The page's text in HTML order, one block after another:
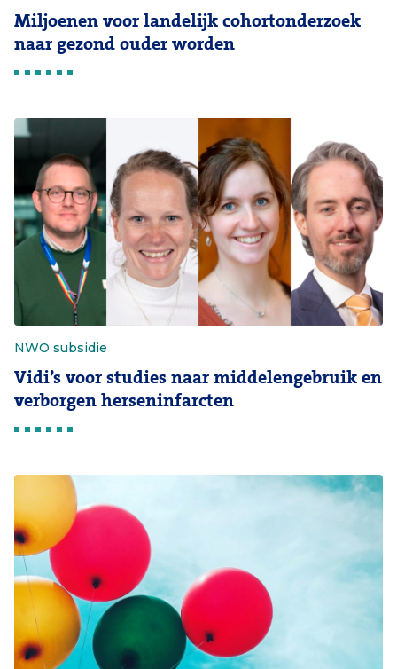
Miljoenen voor landelijk cohortonderzoek
naar gezond ouder worden
NWO subsidie
Vidi’s voor studies naar middelengebruik en
verborgen herseninfarcten